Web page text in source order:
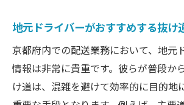
ネットワーキングで新たな仕
フィードバックを受け入れ成
地元ドライバーがおすすめする抜け
京都府内での配送業務において、地元
情報は非常に貴重です。彼らが普段か
け道は、混雑を避けて効率的に目的地